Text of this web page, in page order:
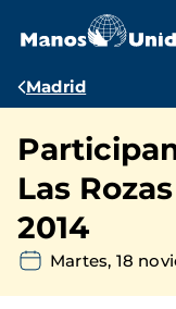
contenido
Ruta
navegación
Madrid
Las
2014
Martes, 18